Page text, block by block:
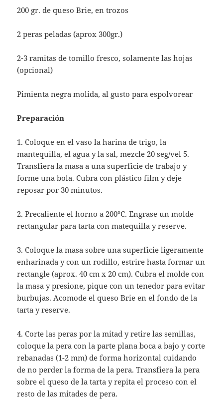
200 gr. de queso Brie, en trozos
2 peras peladas (aprox 300gr.)
2-3 ramitas de tomillo fresco, solamente las hojas
(opcional)
Pimienta negra molida, al gusto para espolvorear
Preparación
1. Coloque en el vaso la harina de trigo, la
mantequilla, el agua y la sal, mezcle 20 seg/vel 5.
Transfiera la masa a una superficie de trabajo y
forme una bola. Cubra con plástico film y deje
reposar por 30 minutos.
2. Precaliente el horno a 200°C. Engrase un molde
rectangular para tarta con matequilla y reserve.
3. Coloque la masa sobre una superficie ligeramente
enharinada y con un rodillo, estrire hasta formar un
rectangle (aprox. 40 cm x 20 cm). Cubra el molde con
la masa y presione, pique con un tenedor para evitar
burbujas. Acomode el queso Brie en el fondo de la
tarta y reserve.
4. Corte las peras por la mitad y retire las semillas,
coloque la pera con la parte plana boca a bajo y corte
rebanadas (1-2 mm) de forma horizontal cuidando
de no perder la forma de la pera. Transfiera la pera
sobre el queso de la tarta y repita el proceso con el
resto de las mitades de pera.